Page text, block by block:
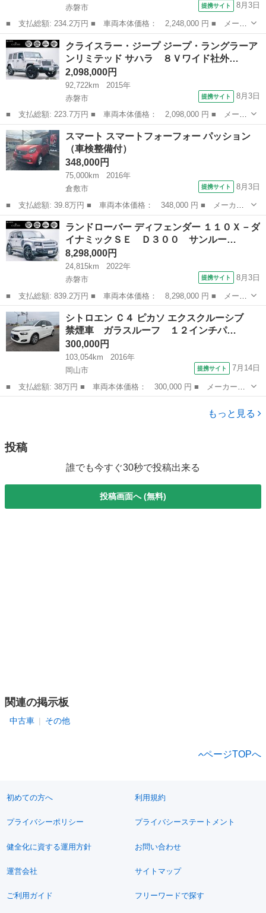
赤磐市
提携サイト 8月3日
■ 支払総額: 234.2万円 ■ 車両本体価格： 2,248,000 円 ■ メーカ
ー名： クライスラー・ジープ ■ 車種名： ジープ・ラングラーア
ンリミテッド ■ グレード名： サハラ 後期モデル・黒本革シー
ト・ストラ...
岡山 赤磐市 その他
クライスラー・ジープ ジープ・ラングラーア
ンリミテッド サハラ ８Ｖワイド社外…
2,098,000円
92,722km
2015年
赤磐市
提携サイト 8月3日
■ 支払総額: 223.7万円 ■ 車両本体価格： 2,098,000 円 ■ メーカ
ー名： クライスラー・ジープ ■ 車種名： ジープ・ラングラーア
ンリミテッド ■ グレード名： サハラ ８Ｖワイド社外ナビ・フル
セグＴＶ...
岡山 赤磐市 その他
スマート スマートフォーフォー パッション
（車検整備付）
348,000円
75,000km
2016年
倉敷市
提携サイト 8月3日
■ 支払総額: 39.8万円 ■ 車両本体価格： 348,000 円 ■ メーカー
名： スマート ■ 車種名： スマートフォーフォー ■ グレード
名： パッション ■ 排気量： 1000cc ■ ドア枚数： 5D ■ ミ
ッ...
岡山 倉敷市 その他
ランドローバー ディフェンダー １１０Ｘ－ダ
イナミックＳＥ Ｄ３００ サンルー…
8,298,000円
24,815km
2022年
赤磐市
提携サイト 8月3日
■ 支払総額: 839.2万円 ■ 車両本体価格： 8,298,000 円 ■ メーカ
ー名： ランドローバー ■ 車種名： ディフェンダー ■ グレード
名： １１０Ｘ－ダイナミックＳＥ Ｄ３００ サンルーフ・エアサ
スペンシ...
岡山 赤磐市 その他
シトロエン Ｃ４ ピカソ エクスクルーシブ
禁煙車 ガラスルーフ １２インチパ…
300,000円
103,054km
2016年
岡山市
提携サイト 7月14日
■ 支払総額: 38万円 ■ 車両本体価格： 300,000 円 ■ メーカー
名： シトロエン ■ 車種名： Ｃ４ ピカソ ■ グレード名： エク
スクルーシブ 禁煙車 ガラスルーフ １２インチパノラミックスク
もっと見る
投稿
誰でも今すぐ30秒で投稿出来る
投稿画面へ (無料)
関連の掲示板
中古車 その他
ページTOPへ
初めての方へ 利用規約
プライバシーポリシー プライバシーステートメント
健全化に資する運用方針 お問い合わせ
運営会社 サイトマップ
ご利用ガイド フリーワードで探す